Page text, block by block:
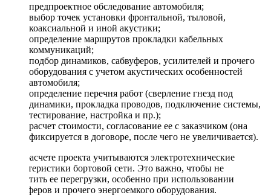
предпроектное обследование автомобиля;
выбор точек установки фронтальной, тыловой,
коаксиальной и иной акустики;
определение маршрутов прокладки кабельных
коммуникаций;
подбор динамиков, сабвуферов, усилителей и прочего
оборудования с учетом акустических особенностей
автомобиля;
определение перечня работ (сверление гнезд под
динамики, прокладка проводов, подключение системы,
тестирование, настройка и пр.);
расчет стоимости, согласование ее с заказчиком (она
фиксируется в договоре, после чего не увеличивается).
При расчете проекта учитываются электротехнические
характеристики бортовой сети. Это важно, чтобы не
допустить ее перегрузки, особенно при использовании
сабвуферов и прочего энергоемкого оборудования.